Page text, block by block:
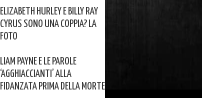
ELIZABETH HURLEY E BILLY RAY
CYRUS SONO UNA COPPIA? LA
FOTO
LIAM PAYNE E LE PAROLE
‘AGGHIACCIANTI’ ALLA
FIDANZATA PRIMA DELLA MORTE